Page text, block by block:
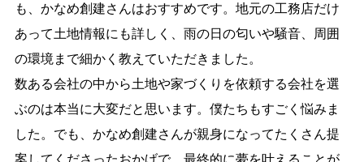
も、かなめ創建さんはおすすめです。地元の工務店だけ
あって土地情報にも詳しく、雨の日の匂いや騒音、周囲
の環境まで細かく教えていただきました。
数ある会社の中から土地や家づくりを依頼する会社を選
ぶのは本当に大変だと思います。僕たちもすごく悩みま
した。でも、かなめ創建さんが親身になってたくさん提
案してくださったおかげで、最終的に夢を叶えることが